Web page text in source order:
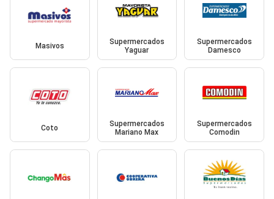
Masivos
Supermercados
Yaguar
Supermercados
Damesco
Coto
Supermercados
Mariano Max
Supermercados
Comodin